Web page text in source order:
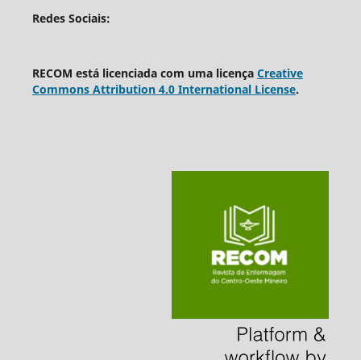
Redes Sociais:
RECOM está licenciada com uma licença Creative
Commons Attribution 4.0 International License.